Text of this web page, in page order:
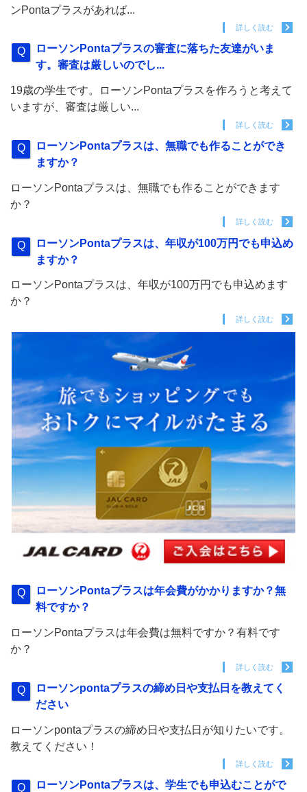
ンPontaプラスがあれば...
詳しく読む
ローソンPontaプラスの審査に落ちた友達がいま
す。審査は厳しいのでし...
19歳の学生です。ローソンPontaプラスを作ろうと考えて
いますが、審査は厳しい...
詳しく読む
ローソンPontaプラスは、無職でも作ることができ
ますか？
ローソンPontaプラスは、無職でも作ることができます
か？
詳しく読む
ローソンPontaプラスは、年収が100万円でも申込め
ますか？
ローソンPontaプラスは、年収が100万円でも申込めます
か？
詳しく読む
ローソンPontaプラスは年会費がかかりますか？無
料ですか？
ローソンPontaプラスは年会費は無料ですか？有料です
か？
詳しく読む
ローソンpontaプラスの締め日や支払日を教えてく
ださい
ローソンpontaプラスの締め日や支払日が知りたいです。
教えてください！
詳しく読む
ローソンPontaプラスは、学生でも申込むことがで